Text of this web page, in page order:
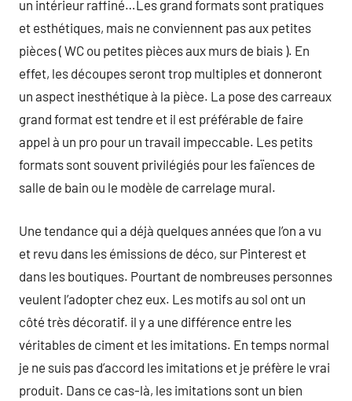
un intérieur raffiné…Les grand formats sont pratiques
et esthétiques, mais ne conviennent pas aux petites
pièces ( WC ou petites pièces aux murs de biais ). En
effet, les découpes seront trop multiples et donneront
un aspect inesthétique à la pièce. La pose des carreaux
grand format est tendre et il est préférable de faire
appel à un pro pour un travail impeccable. Les petits
formats sont souvent privilégiés pour les faïences de
salle de bain ou le modèle de carrelage mural.
Une tendance qui a déjà quelques années que l’on a vu
et revu dans les émissions de déco, sur Pinterest et
dans les boutiques. Pourtant de nombreuses personnes
veulent l’adopter chez eux. Les motifs au sol ont un
côté très décoratif. il y a une différence entre les
véritables de ciment et les imitations. En temps normal
je ne suis pas d’accord les imitations et je préfère le vrai
produit. Dans ce cas-là, les imitations sont un bien